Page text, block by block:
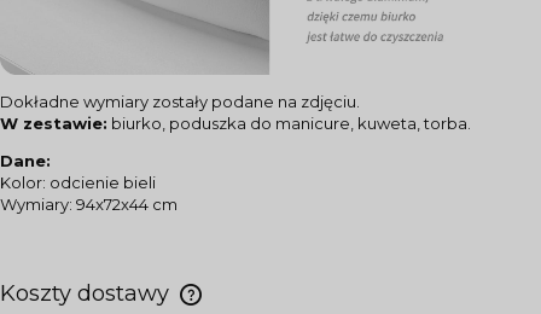
Dokładne wymiary zostały podane na zdjęciu.
W zestawie: biurko, poduszka do manicure, kuweta, torba.
Dane:
Kolor: odcienie bieli
Wymiary: 94x72x44 cm
Koszty dostawy